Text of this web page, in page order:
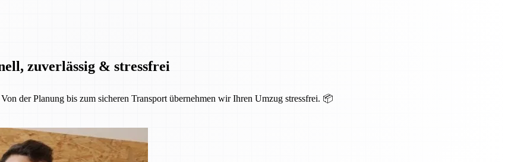
zuverlässig & stressfrei
der Planung bis zum sicheren Transport übernehmen wir Ihren Umzug stressfrei. 📦